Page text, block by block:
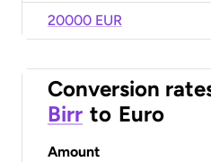
20000 EUR
Conversion
Birr to Euro
Amount